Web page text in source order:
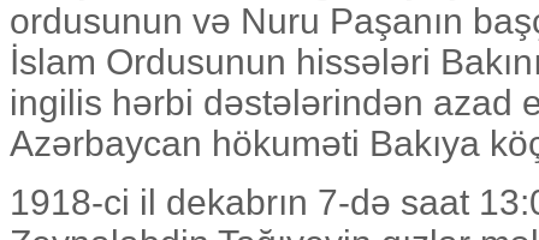
ordusunun və Nuru Paşanın
İslam Ordusunun hissələri
ingilis hərbi dəstələrindən azad
Azərbaycan hökuməti Bakıya
1918-ci il dekabrın 7-də saat